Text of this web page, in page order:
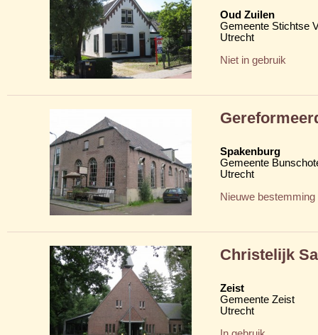
Oud Zuilen
Gemeente Stichtse
Utrecht
Niet in gebruik
Spakenburg
Gemeente
Utrecht
Nieuwe bestemming
Christelijk
Zeist
Gemeente Zeist
Utrecht